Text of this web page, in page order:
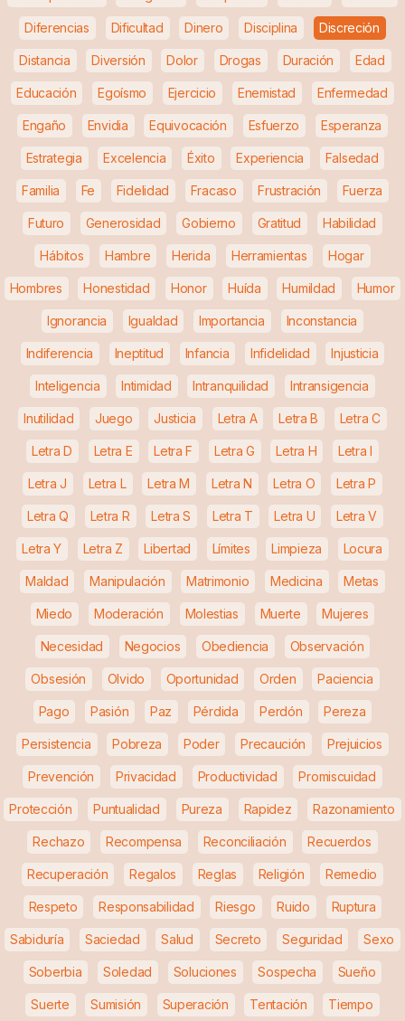
Diferencias Dificultad Dinero Disciplina Discreción
Distancia Diversión Dolor Drogas Duración Edad
Educación Egoísmo Ejercicio Enemistad Enfermedad
Engaño Envidia Equivocación Esfuerzo Esperanza
Estrategia Excelencia Éxito Experiencia Falsedad
Familia Fe Fidelidad Fracaso Frustración Fuerza
Futuro Generosidad Gobierno Gratitud Habilidad
Hábitos Hambre Herida Herramientas Hogar
Hombres Honestidad Honor Huída Humildad Humor
Ignorancia Igualdad Importancia Inconstancia
Indiferencia Ineptitud Infancia Infidelidad Injusticia
Inteligencia Intimidad Intranquilidad Intransigencia
Inutilidad Juego Justicia Letra A Letra B Letra C
Letra D Letra E Letra F Letra G Letra H Letra I
Letra J Letra L Letra M Letra N Letra O Letra P
Letra Q Letra R Letra S Letra T Letra U Letra V
Letra Y Letra Z Libertad Límites Limpieza Locura
Maldad Manipulación Matrimonio Medicina Metas
Miedo Moderación Molestias Muerte Mujeres
Necesidad Negocios Obediencia Observación
Obsesión Olvido Oportunidad Orden Paciencia
Pago Pasión Paz Pérdida Perdón Pereza
Persistencia Pobreza Poder Precaución Prejuicios
Prevención Privacidad Productividad Promiscuidad
Protección Puntualidad Pureza Rapidez Razonamiento
Rechazo Recompensa Reconciliación Recuerdos
Recuperación Regalos Reglas Religión Remedio
Respeto Responsabilidad Riesgo Ruido Ruptura
Sabiduría Saciedad Salud Secreto Seguridad Sexo
Soberbia Soledad Soluciones Sospecha Sueño
Suerte Sumisión Superación Tentación Tiempo